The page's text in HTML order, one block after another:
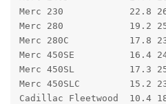
Merc 230            22.8 26.8
Merc 280            19.2 25.2
Merc 280C           17.8
Merc 450SE          16.4
Merc 450SL          17.3
Merc 450SLC         15.2
Cadillac Fleetwood  10.4